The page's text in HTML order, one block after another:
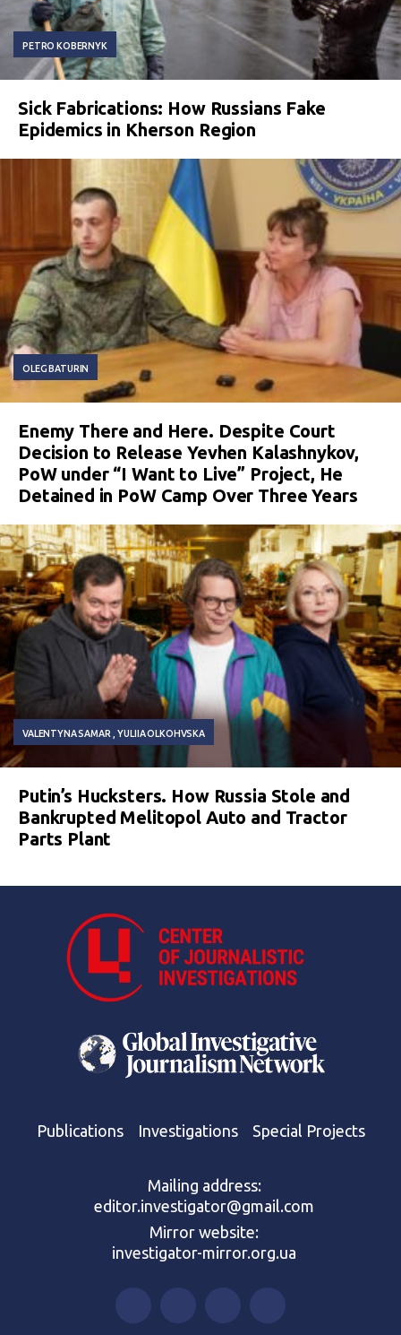
PETRO KOBERNYK
Sick Fabrications: How Russians Fake
Epidemics in Kherson Region
OLEG BATURIN
Enemy There and Here. Despite Court
Decision to Release Yevhen Kalashnykov,
PoW under “I Want to Live” Project, He
Detained in PoW Camp Over Three Years
VALENTYNA SAMAR YULIIA OLKOHVSKA
Putin’s Hucksters. How Russia Stole and
Bankrupted Melitopol Auto and Tractor
Parts Plant
Publications Investigations Special Projects
Mailing address:
editor.investigator@gmail.com
Mirror website:
investigator-mirror.org.ua